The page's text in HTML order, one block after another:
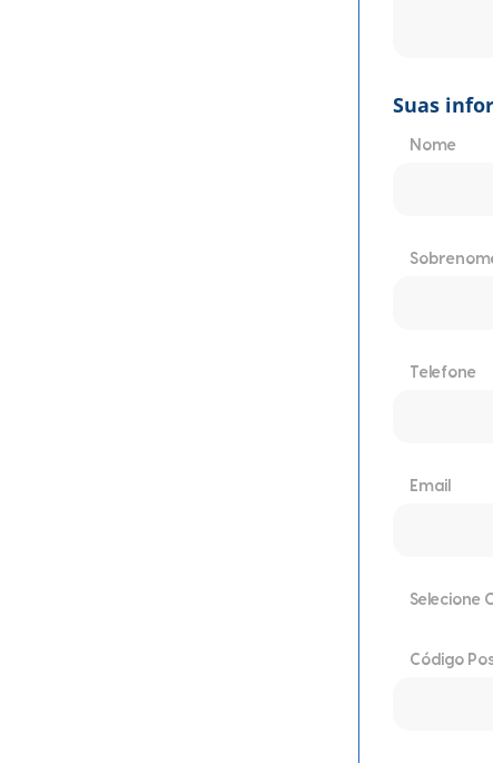
Suas
Nome
Telefone
Email
Selecione
Código